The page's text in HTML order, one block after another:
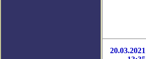
20.03.2021